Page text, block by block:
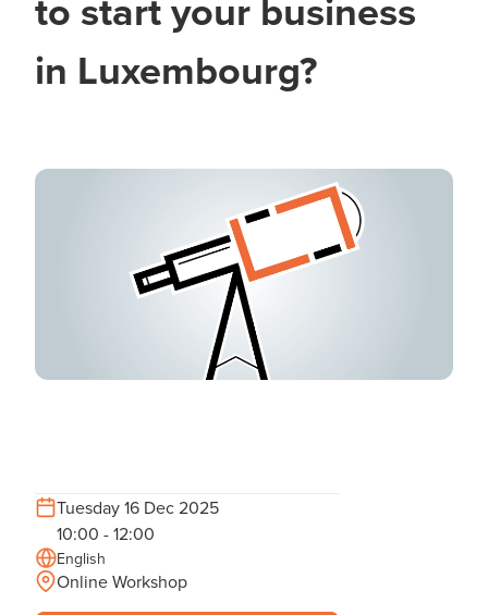
in Luxembourg?
Tuesday 16 Dec 2025
10:00 - 12:00
English
Online Workshop